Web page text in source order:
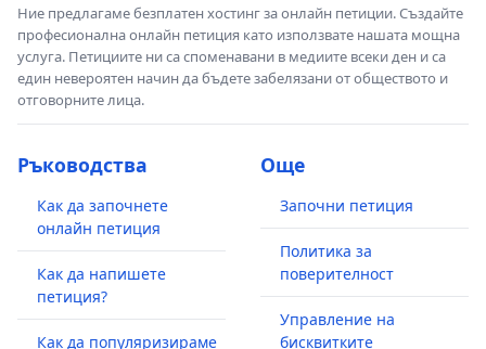
Ние предлагаме безплатен хостинг за онлайн петиции. Създайте
професионална онлайн петиция като използвате нашата мощна
услуга. Петициите ни са споменавани в медиите всеки ден и са
един невероятен начин да бъдете забелязани от обществото и
отговорните лица.
Ръководства
Как да започнете
онлайн петиция
Как да напишете
петиция?
Как да популяризираме
Още
Започни петиция
Политика за
поверителност
Управление на
бисквитките